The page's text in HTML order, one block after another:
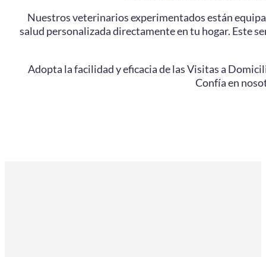
Nuestros veterinarios experimentados están
salud personalizada directamente en tu hogar. Este
Adopta la facilidad y eficacia de las Visitas a
Confía en